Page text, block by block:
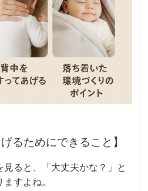
るためにできること】
ると、「大丈夫かな？」と
すよね。